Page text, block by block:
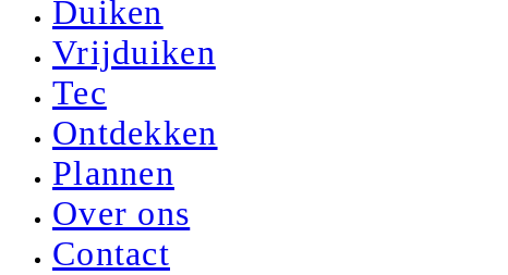
Duiken
Vrijduiken
Tec
Ontdekken
Plannen
Over ons
Contact